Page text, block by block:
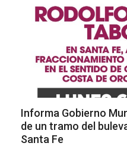
Informa Gobierno
de un tramo del
Santa Fe